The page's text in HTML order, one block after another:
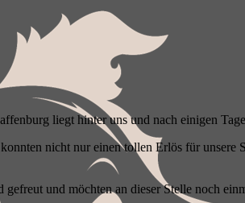
liegt hinter uns und nach einigen
nicht nur einen tollen Erlös für
und möchten an dieser Stelle noch